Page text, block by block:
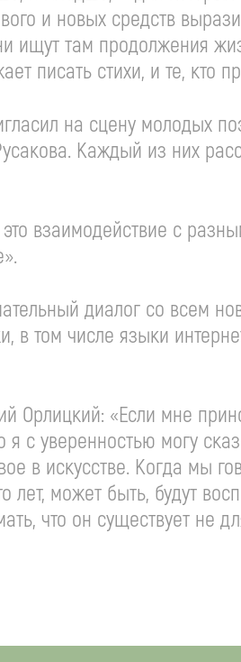
и новых средств
ищут там продолжения
писать стихи, и те, кто
на сцену молодых
Каждый из них
взаимодействие с
диалог со всем
в том числе языки
Орлицкий: «Если мне
с уверенностью могу
в искусстве. Когда мы
лет, может быть, будут
что он существует не